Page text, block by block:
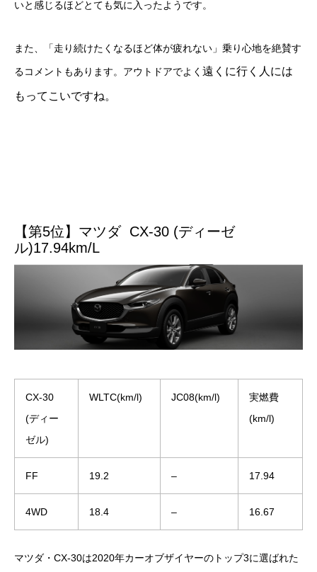
いと感じるほどとても気に入ったようです。
また、「走り続けたくなるほど体が疲れない」乗り心地を絶賛す
るコメントもあります。アウトドアでよく 遠くに行く人には
もってこいですね。
【第5位】マツダ CX-30 (ディーゼ
ル)17.94km/L
CX-30
(ディー
ゼル)
WLTC(km/l) JC08(km/l)
実燃費
(km/l)
FF 19.2 – 17.94
4WD 18.4 – 16.67
マツダ・CX-30は2020年カーオブザイヤーのトップ3に選ばれた